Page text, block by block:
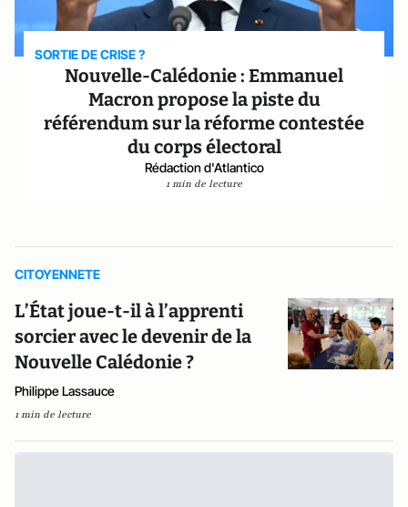
SORTIE DE CRISE ?
Nouvelle-Calédonie : Emmanuel
Macron propose la piste du
référendum sur la réforme contestée
du corps électoral
Rédaction d'Atlantico
1 min de lecture
CITOYENNETE
L’État joue-t-il à l’apprenti
sorcier avec le devenir de la
Nouvelle Calédonie ?
Philippe Lassauce
1 min de lecture